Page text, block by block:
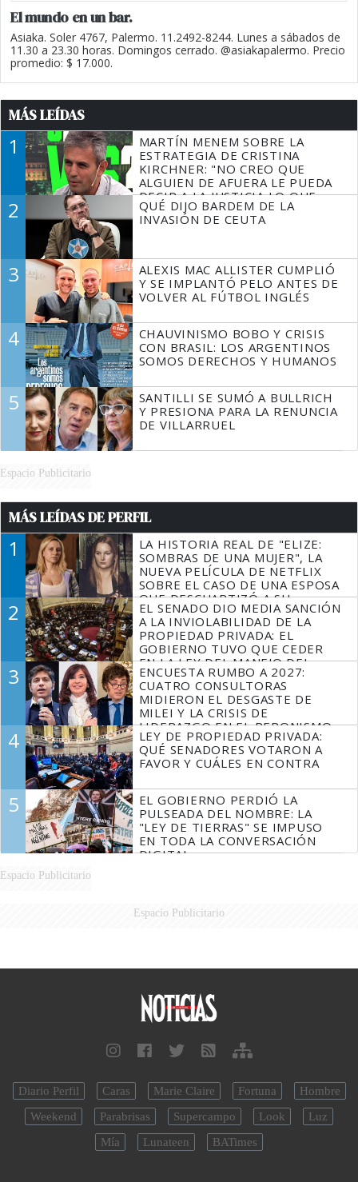
El mundo en un bar.
Asiaka. Soler 4767, Palermo. 11.2492-8244. Lunes a sábados de
11.30 a 23.30 horas. Domingos cerrado. @asiakapalermo. Precio
promedio: $ 17.000.
MÁS LEÍDAS
1
MARTÍN MENEM SOBRE LA
ESTRATEGIA DE CRISTINA
KIRCHNER: "NO CREO QUE
ALGUIEN DE AFUERA LE PUEDA
DECIR A LA JUSTICIA LO QUE
TIENE QUE HACER"
2
QUÉ DIJO BARDEM DE LA
INVASIÓN DE CEUTA
3
ALEXIS MAC ALLISTER CUMPLIÓ
Y SE IMPLANTÓ PELO ANTES DE
VOLVER AL FÚTBOL INGLÉS
4
CHAUVINISMO BOBO Y CRISIS
CON BRASIL: LOS ARGENTINOS
SOMOS DERECHOS Y HUMANOS
5
SANTILLI SE SUMÓ A BULLRICH
Y PRESIONA PARA LA RENUNCIA
DE VILLARRUEL
Espacio Publicitario
MÁS LEÍDAS DE PERFIL
1
LA HISTORIA REAL DE "ELIZE:
SOMBRAS DE UNA MUJER", LA
NUEVA PELÍCULA DE NETFLIX
SOBRE EL CASO DE UNA ESPOSA
QUE DESCUARTIZÓ A SU
MARIDO
2
EL SENADO DIO MEDIA SANCIÓN
A LA INVIOLABILIDAD DE LA
PROPIEDAD PRIVADA: EL
GOBIERNO TUVO QUE CEDER
EN LA LEY DEL MANEJO DEL
FUEGO
3
ENCUESTA RUMBO A 2027:
CUATRO CONSULTORAS
MIDIERON EL DESGASTE DE
MILEI Y LA CRISIS DE
LIDERAZGO EN EL PERONISMO
4
LEY DE PROPIEDAD PRIVADA:
QUÉ SENADORES VOTARON A
FAVOR Y CUÁLES EN CONTRA
5
EL GOBIERNO PERDIÓ LA
PULSEADA DEL NOMBRE: LA
"LEY DE TIERRAS" SE IMPUSO
EN TODA LA CONVERSACIÓN
DIGITAL
Espacio Publicitario
Espacio Publicitario
Diario Perfil Caras Marie Claire Fortuna
Hombre
Weekend
Parabrisas Supercampo Look
Luz
Mía
Lunateen BATimes